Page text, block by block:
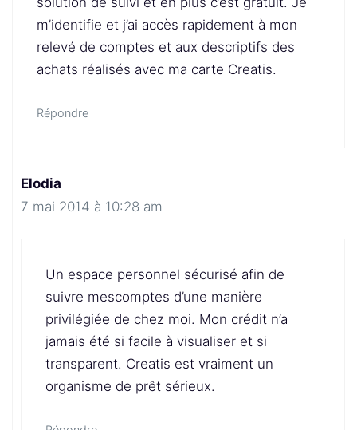
m’identifie et j’ai accès rapidement à mon
relevé de comptes et aux descriptifs des
achats réalisés avec ma carte Creatis.
Répondre
Elodia
7 mai 2014 à 10:28 am
Un espace personnel sécurisé afin de
suivre mescomptes d’une manière
privilégiée de chez moi. Mon crédit n’a
jamais été si facile à visualiser et si
transparent. Creatis est vraiment un
organisme de prêt sérieux.